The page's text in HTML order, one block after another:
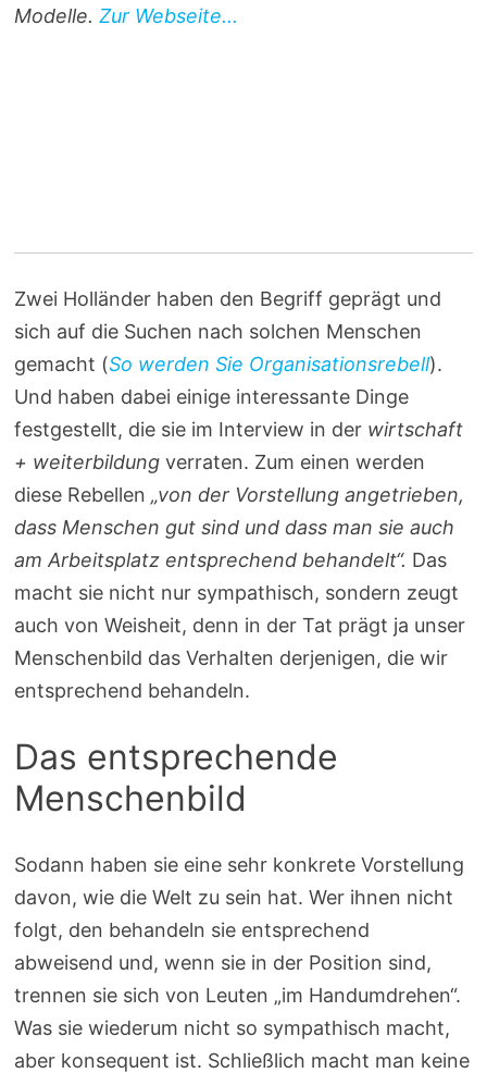
Modelle.Zur Webseite...
Zwei Holländer haben den Begriff geprägt und
sich auf die Suchen nach solchen Menschen
gemacht (So werden Sie Organisationsrebell).
Und haben dabei einige interessante Dinge
festgestellt, die sie im Interview in der wirtschaft
+ weiterbildung verraten. Zum einen werden
diese Rebellen„von der Vorstellung angetrieben,
dass Menschen gut sind und dass man sie auch
am Arbeitsplatz entsprechend behandelt“. Das
macht sie nicht nur sympathisch, sondern zeugt
auch von Weisheit, denn in der Tat prägt ja unser
Menschenbild das Verhalten derjenigen, die wir
entsprechend behandeln.
Das entsprechende
Menschenbild
Sodann haben sie eine sehr konkrete Vorstellung
davon, wie die Welt zu sein hat. Wer ihnen nicht
folgt, den behandeln sie entsprechend
abweisend und, wenn sie in der Position sind,
trennen sie sich von Leuten „im Handumdrehen“.
Was sie wiederum nicht so sympathisch macht,
aber konsequent ist. Schließlich macht man keine